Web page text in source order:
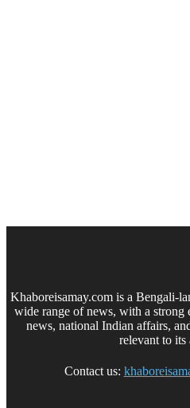
Khaboreisamay.com is a Bengali-
wide range of news, with a strong
news, national Indian affairs,
relevant to its
Contact us: